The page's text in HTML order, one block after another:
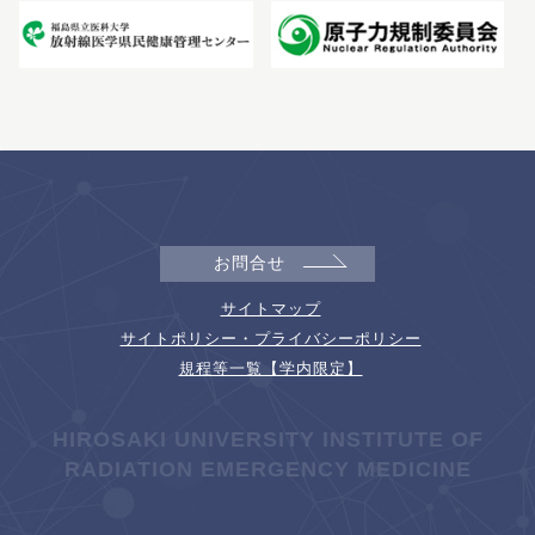
お問合せ
サイトマップ
サイトポリシー・プライバシーポリシー
規程等一覧【学内限定】
HIROSAKI UNIVERSITY INSTITUTE OF
RADIATION EMERGENCY MEDICINE